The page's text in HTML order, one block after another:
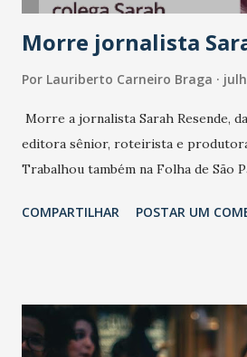
Morre jornalista
Por Lauriberto Carneiro Braga
Morre a jornalista Sarah Resende,
editora sênior, roteirista e
Trabalhou também na Folha de São
COMPARTILHAR POSTAR UM